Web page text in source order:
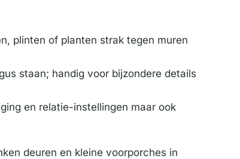
plinten of planten strak tegen muren
staan; handig voor bijzondere details
en relatie-instellingen maar ook
deuren en kleine voorporches in